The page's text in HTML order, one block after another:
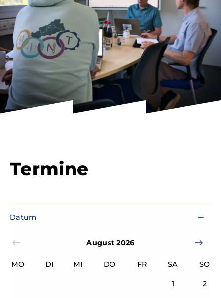
Termine
Datum
August 2026
MO DI MI DO FR SA SO
1 2
NEXT